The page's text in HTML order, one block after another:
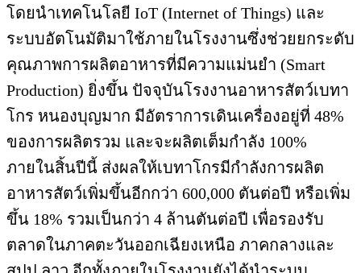
โดยนำเทคโนโลยี IoT (Internet of Things) และ
ระบบอัตโนมัติมาใช้ภายในโรงงานซึ่งช่วยยกระดับ
คุณภาพการผลิตอาหารที่มีความแม่นยำ (Smart
Production) ยิ่งขึ้น ปัจจุบันโรงงานอาหารสัตว์เบทา
โกร หนองบุญมาก มีอัตราการเดินเครื่องอยู่ที่ 48%
ของการผลิตรวม และจะผลิตเต็มกำลัง 100%
ภายในสิ้นปีนี้ ส่งผลให้เบทาโกรมีกำลังการผลิต
อาหารสัตว์เพิ่มขึ้นอีกกว่า 600,000 ตันต่อปี หรือเพิ่ม
ขึ้น 18% รวมเป็นกว่า 4 ล้านตันต่อปี เพื่อรองรับ
ตลาดในภาคตะวันออกเฉียงเหนือ ภาคกลางและ